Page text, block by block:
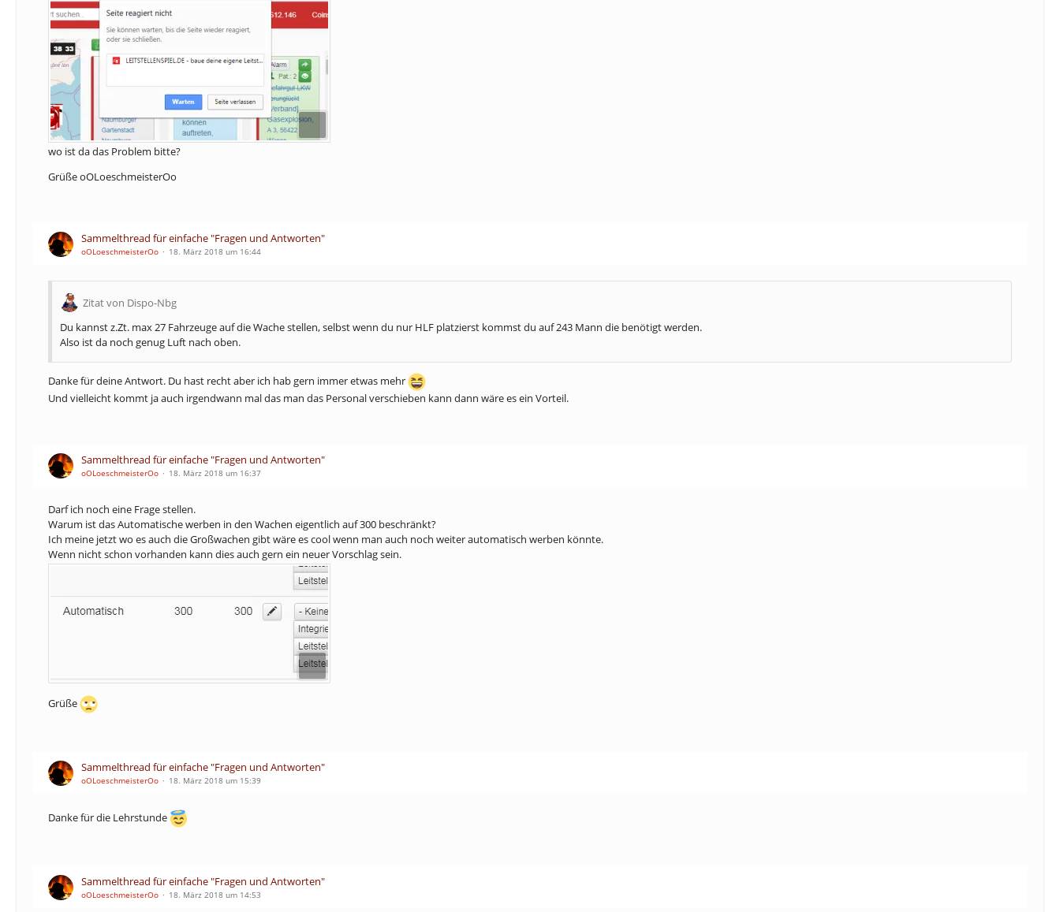
wo ist da das Problem bitte?
Grüße oOLoeschmeisterOo
Sammelthread für einfache "Fragen und Antworten"
oOLoeschmeisterOo 18. März 2018 um 16:44
Zitat von Dispo-Nbg
Du kannst z.Zt. max 27 Fahrzeuge auf die Wache stellen, selbst wenn du nur HLF platzierst kommst du auf 243 Mann die benötigt werden.
Also ist da noch genug Luft nach oben.
Danke für deine Antwort. Du hast recht aber ich hab gern immer etwas mehr
Und vielleicht kommt ja auch irgendwann mal das man das Personal verschieben kann dann wäre es ein Vorteil.
Sammelthread für einfache "Fragen und Antworten"
oOLoeschmeisterOo 18. März 2018 um 16:37
Darf ich noch eine Frage stellen.
Warum ist das Automatische werben in den Wachen eigentlich auf 300 beschränkt?
Ich meine jetzt wo es auch die Großwachen gibt wäre es cool wenn man auch noch weiter automatisch werben könnte.
Wenn nicht schon vorhanden kann dies auch gern ein neuer Vorschlag sein.
Grüße
Sammelthread für einfache "Fragen und Antworten"
oOLoeschmeisterOo 18. März 2018 um 15:39
Danke für die Lehrstunde
Sammelthread für einfache "Fragen und Antworten"
oOLoeschmeisterOo 18. März 2018 um 14:53